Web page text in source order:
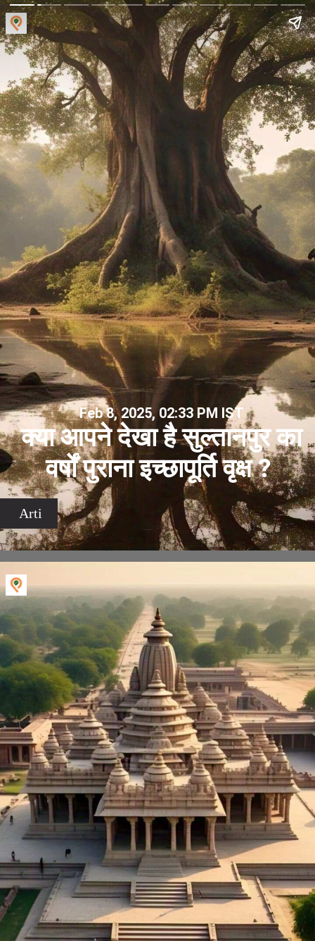
Feb 8, 2025, 02:33 PM IST
क्या आपने देखा है सुल्तानपुर का
वर्षों पुराना इच्छापूर्ति वृक्ष ?
Arti